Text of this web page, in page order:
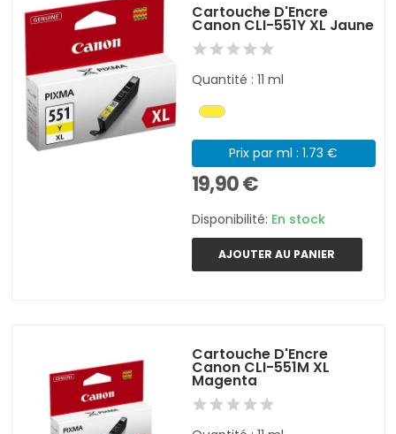
Cartouche D'Encre
Canon CLI-551Y XL Jaune
Quantité : 11 ml
Prix par ml : 1.73 €
19,90 €
Disponibilité: En stock
AJOUTER AU PANIER
Cartouche D'Encre
Canon CLI-551M XL
Magenta